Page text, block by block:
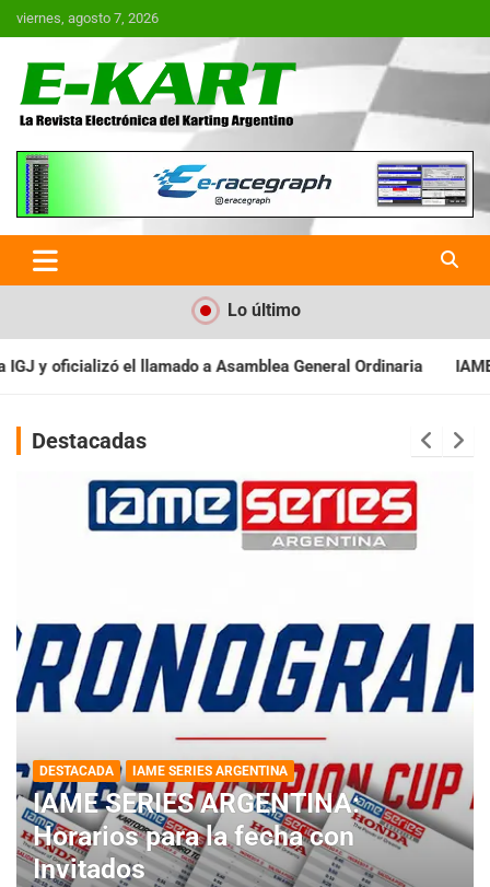
Saltar
al
viernes, agosto 7, 2026
E-Kart.com.ar | La Revista
Electrónica del Karting en
Argentina
Lo último
General Ordinaria IAME SERIES ARGENTINA:
Destacadas
DESTACADA IAME SERIES ARGENTINA
IAME SERIES ARGENTINA:
Horarios para la fecha con
Invitados